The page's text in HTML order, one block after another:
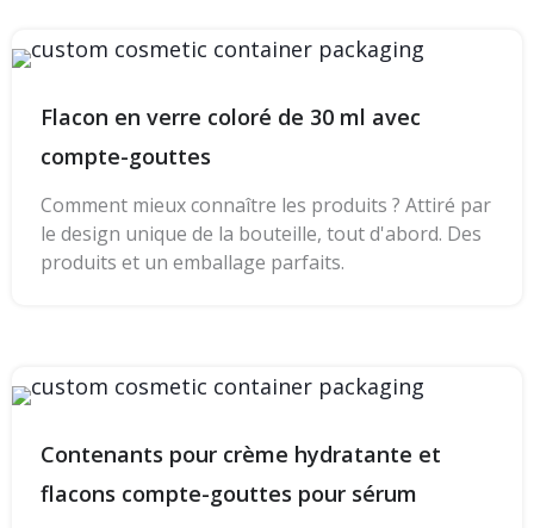
Flacon en verre coloré de 30 ml avec
compte-gouttes
Comment mieux connaître les produits ? Attiré par
le design unique de la bouteille, tout d'abord. Des
produits et un emballage parfaits.
Contenants pour crème hydratante et
flacons compte-gouttes pour sérum